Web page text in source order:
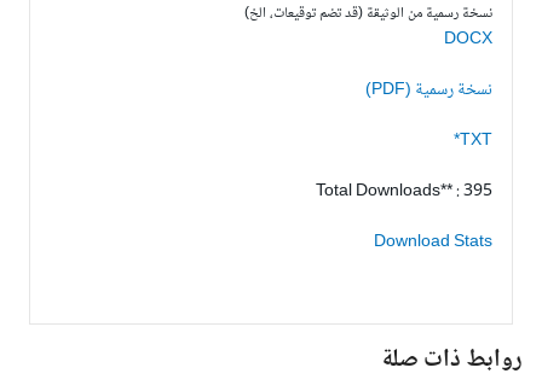
نسخة رسمية من الوثيقة (قد تضم توقيعات، الخ)
DOCX
نسخة رسمية (PDF)
TXT*
Total Downloads** : 395
Download Stats
روابط ذات صلة